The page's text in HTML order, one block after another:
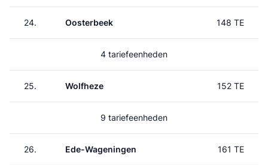
24. Oosterbeek 148 TE
4 tariefeenheden
25. Wolfheze 152 TE
9 tariefeenheden
26. Ede-Wageningen 161 TE